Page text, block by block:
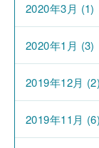
2020年3月 (1)
2020年1月 (3)
2019年12月 (2)
2019年11月 (6)